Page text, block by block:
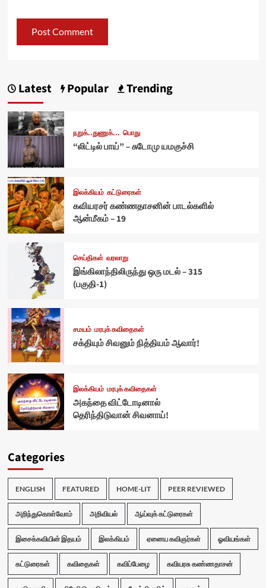
Latest Popular Trending
நறுக்..துணுக்... பொது
“லிட்டில் பாய்” – சுடோமு யமகுச்சி
இலக்கியம் கட்டுரைகள்
கவியரசர் கண்ணதாசனின் பாடல்களில்
ஆன்மீகம் – 19
செய்திகள் வரலாறு
இங்கிலாந்திலிருந்து ஒரு மடல் – 315
(பகுதி-1)
சமயம் மரபுக் கவிதைகள்
சக்தியும் சிவனும் நித்தியம் ஆவார்!
இலக்கியம் மரபுக் கவிதைகள்
அகந்தை விட்டோடினால்
தெரிந்திடுவான் சிவனாய்!
Categories
ENGLISH FEATURED HOME-LIT PEER REVIEWED
அறிந்துகொள்வோம் அறிவியல் ஆய்வுக் கட்டுரைகள்
இசைக்கவியின் இதயம் இலக்கியம் ஏனைய கவிஞர்கள் ஓவியங்கள்
கட்டுரைகள் கவிதைகள் கவிப்பேழை கவியரசு கண்ணதாசன்